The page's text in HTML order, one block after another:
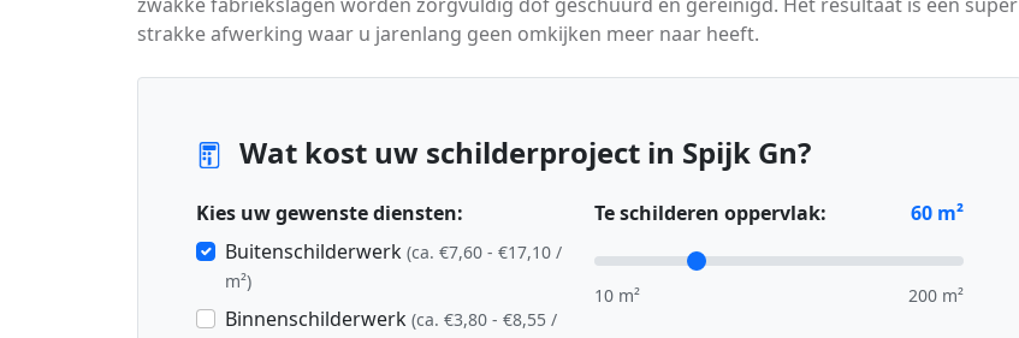
strakke afwerking waar u jarenlang geen omkijken meer naar heeft.
Wat kost uw schilderproject in Spijk Gn?
Kies uw gewenste diensten:
Buitenschilderwerk (ca. €7,60 - €17,10 /
m²)
Binnenschilderwerk (ca. €3,80 - €8,55 /
Te schilderen oppervlak: 60 m²
10 m² 200 m²